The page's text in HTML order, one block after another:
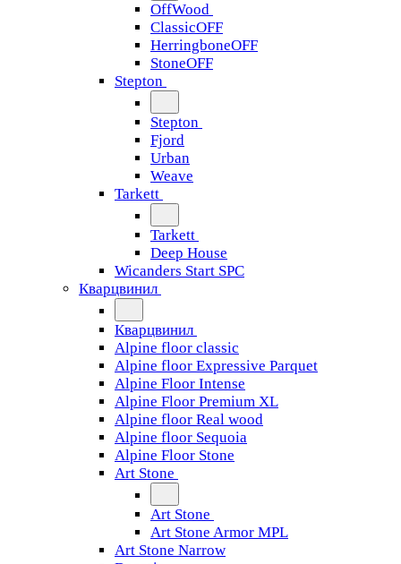
OffWood
ClassicOFF
HerringboneOFF
StoneOFF
Stepton
Stepton
Fjord
Urban
Weave
Tarkett
Tarkett
Deep House
Wicanders Start SPC
Кварцвинил
Кварцвинил
Alpine floor classic
Alpine floor Expressive Parquet
Alpine Floor Intense
Alpine Floor Premium XL
Alpine floor Real wood
Alpine floor Sequoia
Alpine Floor Stone
Art Stone
Art Stone
Art Stone Armor MPL
Art Stone Narrow